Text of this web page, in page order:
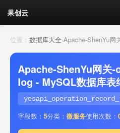
果创云
数据表单
API接口
云存储
流量 剩余接口流量
位置： 数据库大全›Apache-ShenYu网
Apache-ShenYu网关
log - MySQL数据库表
字段数： 5分类： 微服务使用次数：